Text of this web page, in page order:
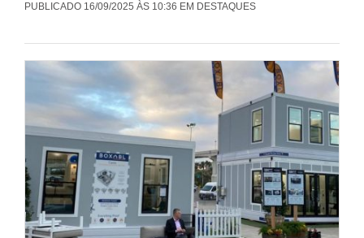
PUBLICADO 16/09/2025 ÀS 10:36 EM DESTAQUES